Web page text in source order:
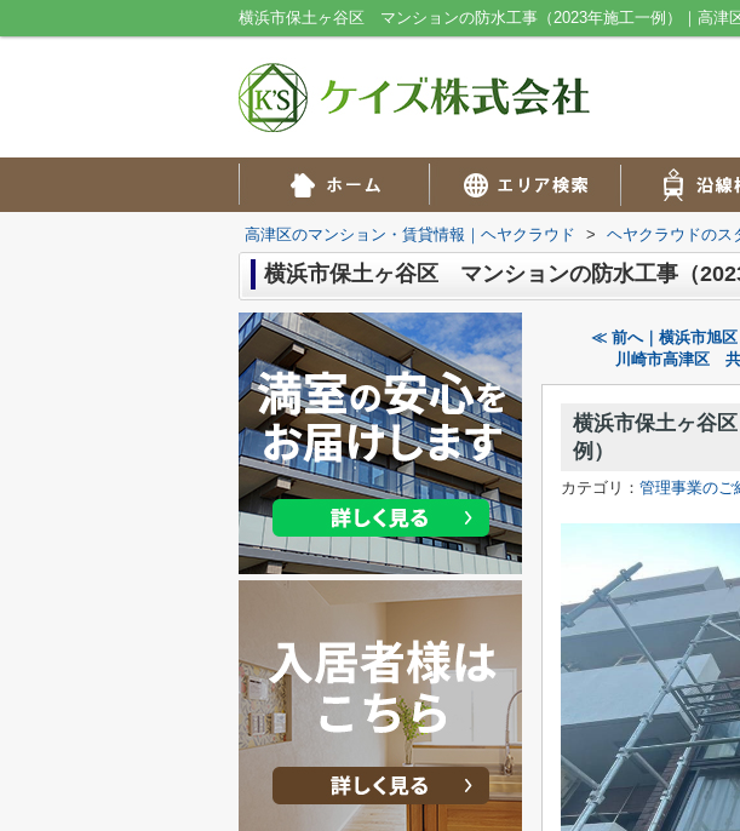
高津区のマンション・賃貸情報｜ヘヤクラウド > ヘヤクラウドのス
横浜市保土ヶ谷区 マンションの防水工事（
≪ 前へ｜横浜市旭区
川崎市高津区
横浜市保土ヶ谷
例）
カテゴリ： 管理事業のご